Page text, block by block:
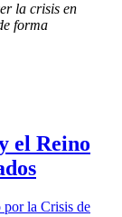
la crisis en
forma
el Reino